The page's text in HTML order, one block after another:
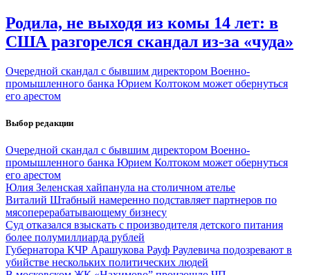
Родила, не выходя из комы 14 лет: в
США разгорелся скандал из-за «чуда»
Очередной скандал с бывшим директором Военно-
промышленного банка Юрием Колтоком может обернуться
его арестом
Выбор редакции
Очередной скандал с бывшим директором Военно-
промышленного банка Юрием Колтоком может обернуться
его арестом
Юлия Зеленская хайпанула на столичном ателье
Виталий Штабный намеренно подставляет партнеров по
мясоперерабатывающему бизнесу
Суд отказался взыскать с производителя детского питания
более полумиллиарда рублей
Губернатора КЧР Арашукова Рауф Раулевича подозревают в
убийстве нескольких политических людей